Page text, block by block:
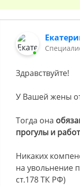
Здравствуйте!
У Вашей жены
Тогда она
прогулы и
Никаких
на увольнение
ст.178 ТК РФ)